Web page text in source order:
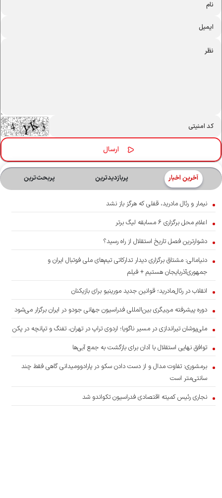
آخرین اخبار پربازدیدترین پربحث‌ترین‌
نیمار و رئال مادرید، قفلی که هرگز باز نشد
اعلام محل برگزاری ۶ مسابقه لیگ برتر
دشوارترین فصل تاریخ استقلال از راه رسید؟
دنیامالی: مشتاق برگزاری دیدار تدارکاتی تیم‌های ملی فوتبال ایران و
جمهوری‌آذربایجان هستیم + فیلم
انقلاب در رئال‌مادرید؛ قوانین جدید مورینیو برای بازیکنان
دوره پیشرفته مربیگری بین‌المللی فدراسیون جهانی جودو در ایران برگزار می‌شود
ملی‌پوشان تیراندازی در مسیر ناگویا؛ اردوی تراپ در تهران، تفنگ و تپانچه در پکن
توافق نهایی استقلال با آدان برای بازگشت به جمع آبی‌ها
برمشوری: تفاوت مدال و از دست دادن سکو در پارادوومیدانی گاهی فقط چند
سانتی‌متر است
نجاری رئیس کمیته اقتصادی فدراسیون تکواندو شد